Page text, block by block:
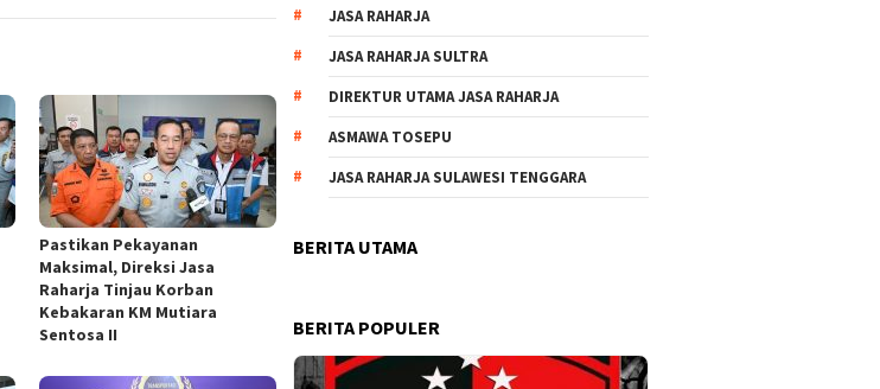
Pastikan Pekayanan
Maksimal, Direksi Jasa
Raharja Tinjau Korban
Kebakaran KM Mutiara
Sentosa II
JASA RAHARJA
JASA RAHARJA SULTRA
DIREKTUR UTAMA JASA RAHARJA
ASMAWA TOSEPU
JASA RAHARJA SULAWESI TENGGARA
BERITA UTAMA
BERITA POPULER